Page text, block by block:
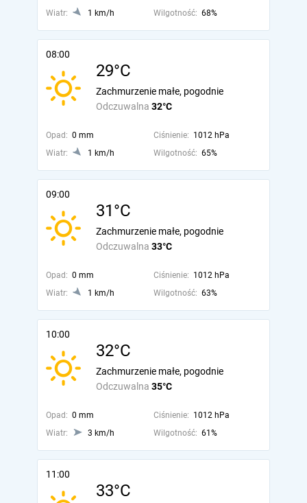
Wiatr: 1 km/h Wilgotność: 68%
08:00
29°C
Odczuwalna 32°C
Zachmurzenie małe, pogodnie
Opad: 0 mm Ciśnienie: 1012 hPa
Wiatr:
1 km/h Wilgotność: 65%
09:00
31°C
Odczuwalna 33°C
Zachmurzenie małe, pogodnie
Opad: 0 mm Ciśnienie: 1012 hPa
Wiatr:
1 km/h Wilgotność: 63%
10:00
32°C
Odczuwalna 35°C
Zachmurzenie małe, pogodnie
Opad: 0 mm Ciśnienie: 1012 hPa
Wiatr:
3 km/h Wilgotność: 61%
11:00
33°C